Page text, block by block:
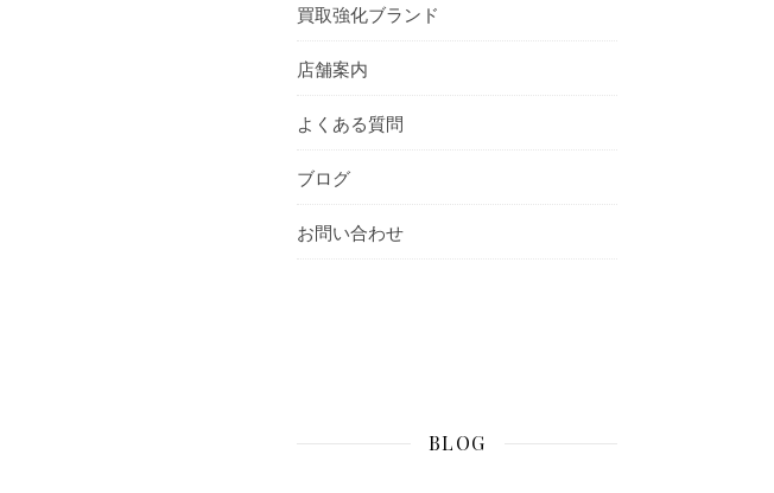
買取強化ブランド
店舗案内
よくある質問
ブログ
お問い合わせ
BLOG